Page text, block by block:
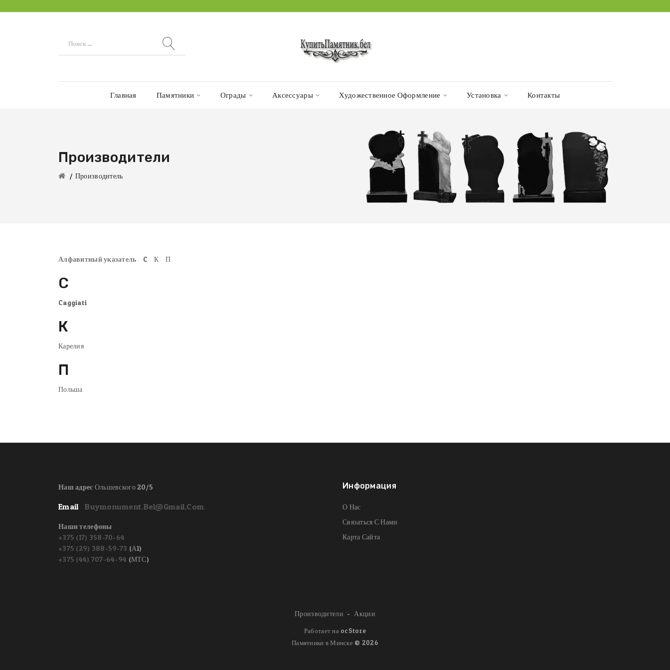
Главная Памятники Ограды Аксессуары Художественное Оформление Установка Контакты
Производители
Производитель
Алфавитный указатель C К П
C
Caggiati
К
Карелия
П
Польша
Наш адрес Ольшевского 20/5
EmailBuymonument.bel@gmail.com
Наши телефоны
+375 (17) 358-70-64
+375 (29) 388-59-73 (А1)
+375 (44) 707-64-94 (МТС)
Информация
О Нас
Связаться С Нами
Карта Сайта
Производители Акции
Работает на ocStore
Памятники в Минске © 2026